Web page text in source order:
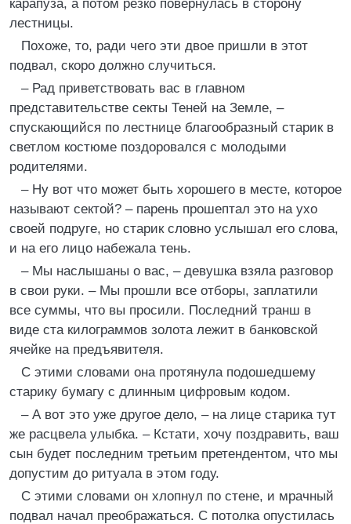
карапуза, а потом резко повернулась в сторону
лестницы.
Похоже, то, ради чего эти двое пришли в этот
подвал, скоро должно случиться.
– Рад приветствовать вас в главном
представительстве секты Теней на Земле, –
спускающийся по лестнице благообразный старик в
светлом костюме поздоровался с молодыми
родителями.
– Ну вот что может быть хорошего в месте, которое
называют сектой? – парень прошептал это на ухо
своей подруге, но старик словно услышал его слова,
и на его лицо набежала тень.
– Мы наслышаны о вас, – девушка взяла разговор
в свои руки. – Мы прошли все отборы, заплатили
все суммы, что вы просили. Последний транш в
виде ста килограммов золота лежит в банковской
ячейке на предъявителя.
С этими словами она протянула подошедшему
старику бумагу с длинным цифровым кодом.
– А вот это уже другое дело, – на лице старика тут
же расцвела улыбка. – Кстати, хочу поздравить, ваш
сын будет последним третьим претендентом, что мы
допустим до ритуала в этом году.
С этими словами он хлопнул по стене, и мрачный
подвал начал преображаться. С потолка опустилась